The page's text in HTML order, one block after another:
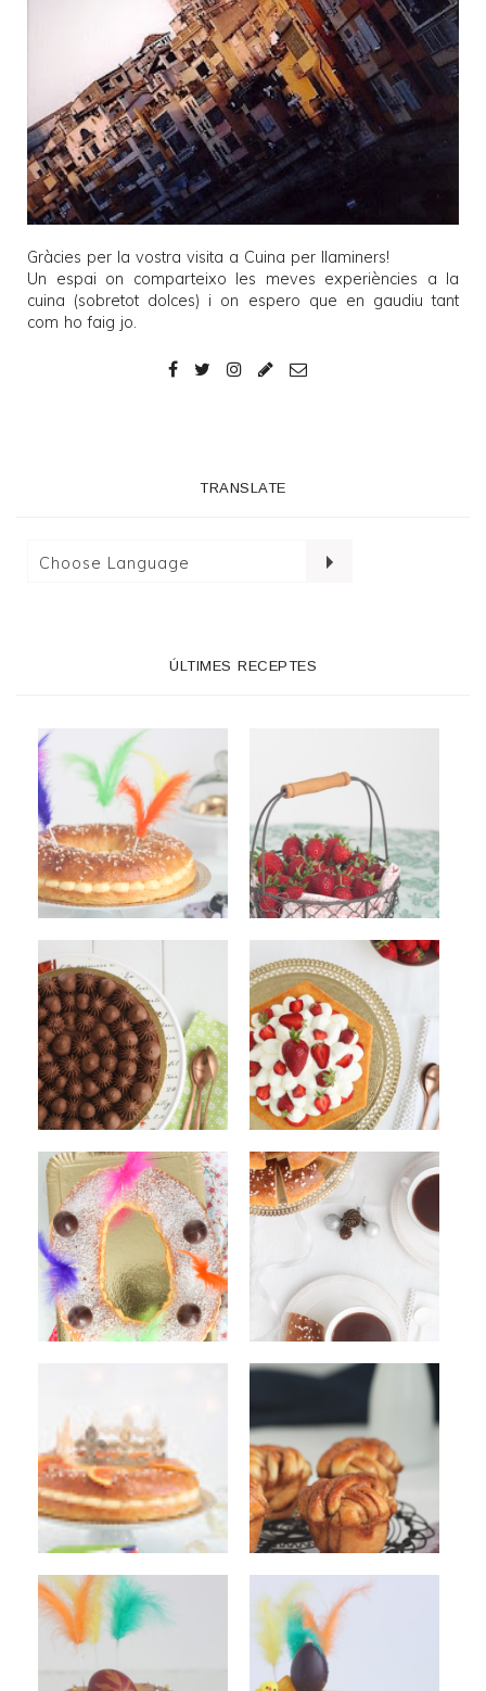
Gràcies per la vostra visita a Cuina per llaminers!
Un espai on comparteixo les meves experiències a la
cuina (sobretot dolces) i on espero que en gaudiu tant
com ho faig jo.
TRANSLATE
ÚLTIMES RECEPTES